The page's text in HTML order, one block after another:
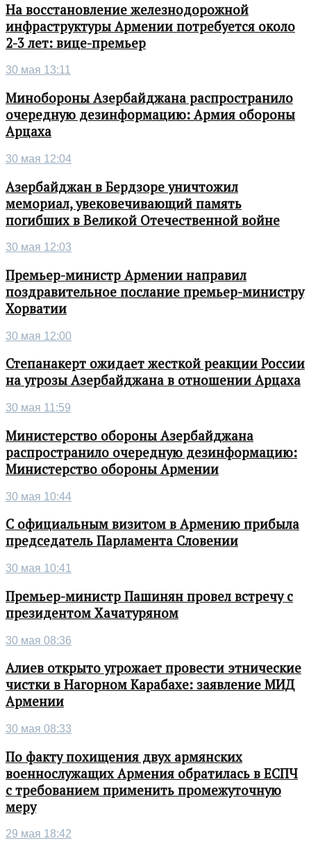
На восстановление железнодорожной
инфраструктуры Армении потребуется около
2-3 лет: вице-премьер
30 мая 13:11
Минобороны Азербайджана распространило
очередную дезинформацию: Армия обороны
Арцаха
30 мая 12:04
Азербайджан в Бердзоре уничтожил
мемориал, увековечивающий память
погибших в Великой Отечественной войне
30 мая 12:03
Премьер-министр Армении направил
поздравительное послание премьер-министру
Хорватии
30 мая 12:00
Степанакерт ожидает жесткой реакции России
на угрозы Азербайджана в отношении Арцаха
30 мая 11:59
Министерство обороны Азербайджана
распространило очередную дезинформацию:
Министерство обороны Армении
30 мая 10:44
С официальным визитом в Армению прибыла
председатель Парламента Словении
30 мая 10:41
Премьер-министр Пашинян провел встречу с
президентом Хачатуряном
30 мая 08:36
Алиев открыто угрожает провести этнические
чистки в Нагорном Карабахе: заявление МИД
Армении
30 мая 08:33
По факту похищения двух армянских
военнослужащих Армения обратилась в ЕСПЧ
с требованием применить промежуточную
меру
29 мая 18:42